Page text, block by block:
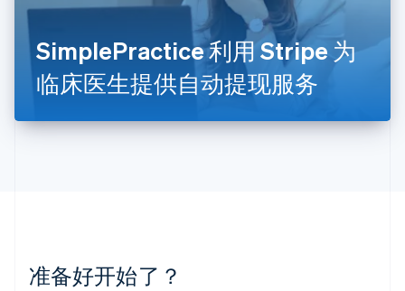
SimplePractice 利用 Stripe 为
临床医生提供自动提现服务
准备好开始了？
罗马尼亚
马尔他
English
马来西亚
简体中文
美国
日本
日本語English